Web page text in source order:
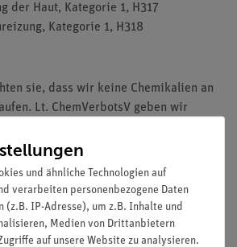
der Haut, Kategorie 1, H317
Kategorie 1, H318
sie, dass wir keine Chemikalien an
Lt. ChemVerbotsV geben wir
Forschungs- Untersuchungs und
und ähnliche Technologien auf
verarbeiten personenbezogene Daten
(z.B. IP-Adresse), um z.B. Inhalte und
Medien von Drittanbietern
auf unsere Website zu analysieren.